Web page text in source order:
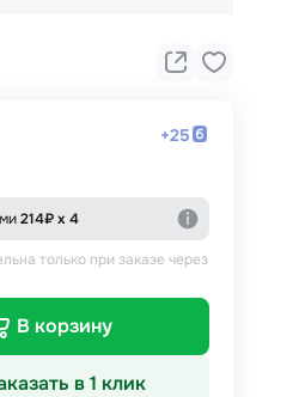
+25
214₽ х 4
только при заказе через
В корзину
в 1 клик